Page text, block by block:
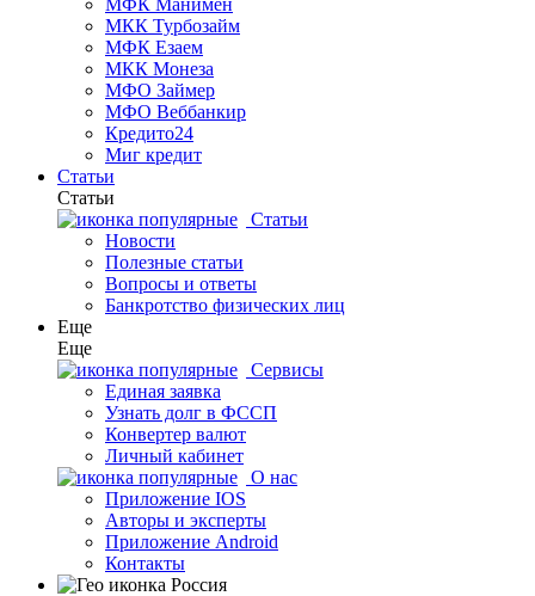
МКК Турбозайм
МФК Езаем
МКК Монеза
МФО Займер
МФО Веббанкир
Кредито24
Миг кредит
Статьи
Статьи
Статьи
Новости
Полезные статьи
Вопросы и ответы
Банкротство физических лиц
Еще
Еще
Сервисы
Единая заявка
Узнать долг в ФССП
Конвертер валют
Личный кабинет
О нас
Приложение IOS
Авторы и эксперты
Приложение Android
Контакты
Россия